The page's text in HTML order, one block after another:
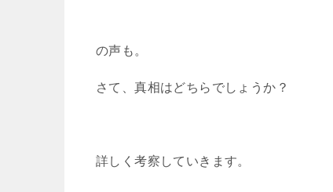
の声も。
さて、真相はどちらでしょうか？
詳しく考察していきます。